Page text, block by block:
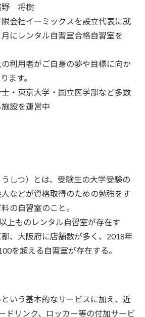
野 将樹
会社イーミックスを設立代表に就
にレンタル自習室合格自習室を
利用者がご自身の夢や目標に向か
ます。
・東京大学・国立医学部など多数
設を運営中
うしつ）とは、受験生の大学受験の
などが資格取得のための勉強をす
の自習室のこと。
上ものレンタル自習室が存在す
、大阪府に店舗数が多く、2018年
を超える自習室が存在する。
いう基本的なサービスに加え、近
ドリンク、ロッカー等の付加サービ